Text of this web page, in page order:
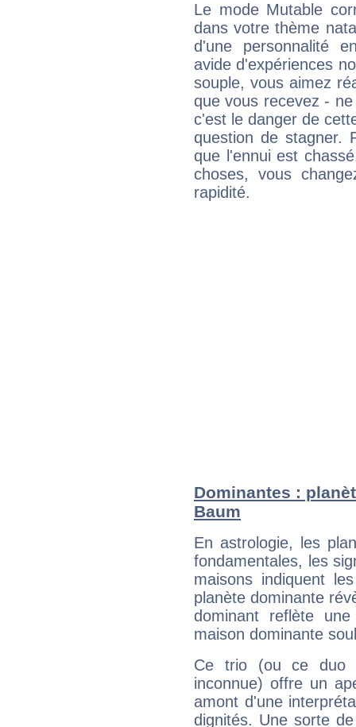
Le mode Mutable
dans votre thème
d'une personnalité
avide d'expériences
souple, vous aimez
que vous recevez -
c'est le danger de
question de stagner.
que l'ennui est
choses, vous
rapidité.
Dominantes :
Baum
En astrologie, les
fondamentales, les
maisons indiquent
planète dominante
dominant reflète
maison dominante
Ce trio (ou ce duo
inconnue) offre un
amont d'une
dignités. Une sorte